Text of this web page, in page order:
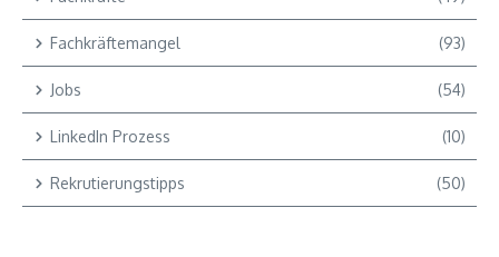
Fachkräftemangel (93)
Jobs (54)
LinkedIn Prozess (10)
Rekrutierungstipps (50)